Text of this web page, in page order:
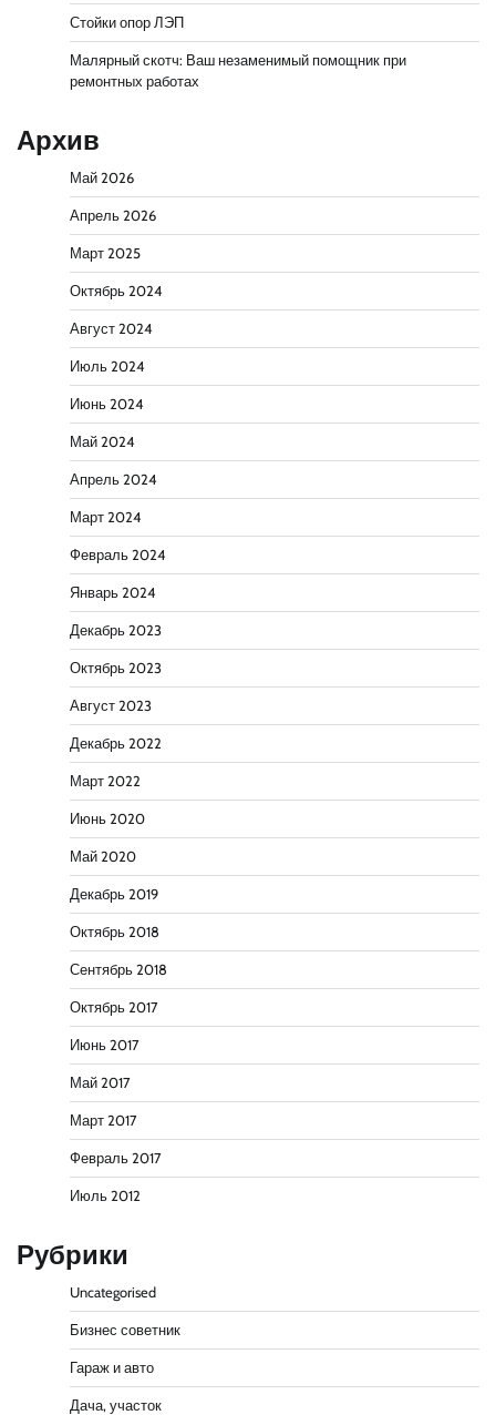
Стойки опор ЛЭП
Малярный скотч: Ваш незаменимый помощник при
ремонтных работах
Архив
Май 2026
Апрель 2026
Март 2025
Октябрь 2024
Август 2024
Июль 2024
Июнь 2024
Май 2024
Апрель 2024
Март 2024
Февраль 2024
Январь 2024
Декабрь 2023
Октябрь 2023
Август 2023
Декабрь 2022
Март 2022
Июнь 2020
Май 2020
Декабрь 2019
Октябрь 2018
Сентябрь 2018
Октябрь 2017
Июнь 2017
Май 2017
Март 2017
Февраль 2017
Июль 2012
Рубрики
Uncategorised
Бизнес советник
Гараж и авто
Дача, участок